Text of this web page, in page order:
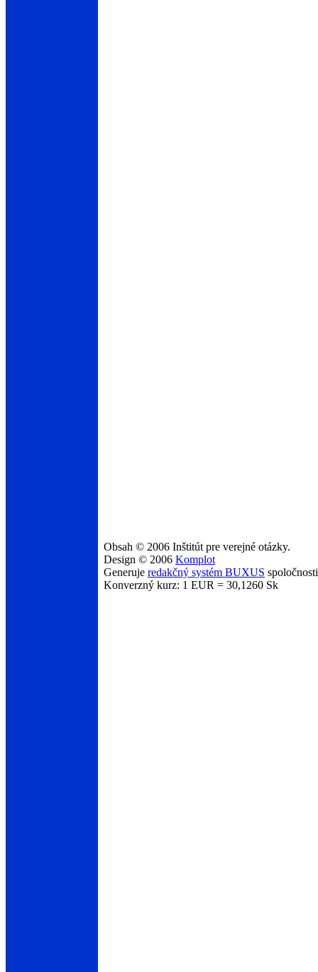
Obsah © 2006 Inštitút pre verejné otázky.
Design © 2006 Komplot
Generuje redakčný systém BUXUS
Konverzný kurz: 1 EUR = 30,1260 Sk